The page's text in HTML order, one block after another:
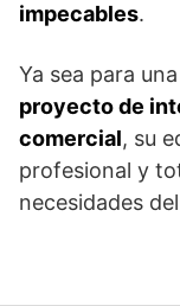
impecables.
Ya sea para una
proyecto de
comercial, su
profesional y
necesidades